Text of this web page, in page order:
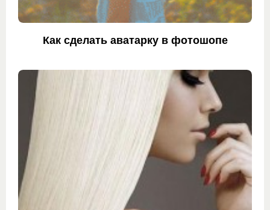
Как сделать аватарку в фотошопе